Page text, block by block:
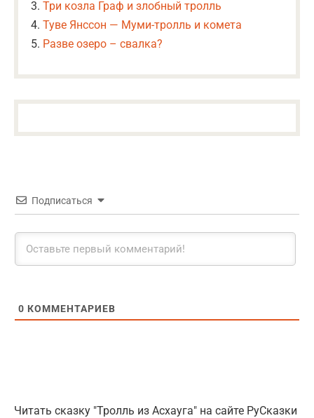
Три козла Граф и злобный тролль
Туве Янссон — Муми-тролль и комета
Разве озеро – свалка?
Подписаться
0 КОММЕНТАРИЕВ
Читать сказку "Тролль из Асхауга" на сайте РуСказки